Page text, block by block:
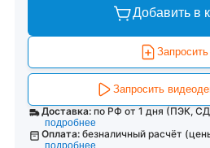
Добавить в
Запросить
Доставка: по РФ от 1 дня (ПЭК,
подробнее
Оплата: безналичный расчёт
подробнее